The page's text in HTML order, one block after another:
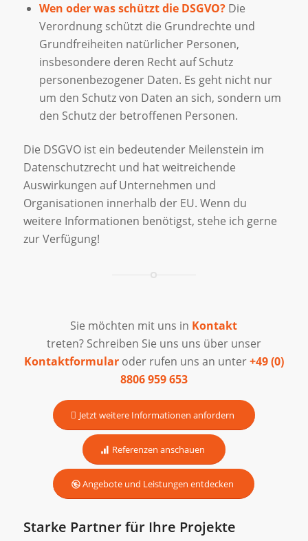
Wen oder was schützt die DSGVO?Die
Verordnung schützt die Grundrechte und
Grundfreiheiten natürlicher Personen,
insbesondere deren Recht auf Schutz
personenbezogener Daten. Es geht nicht nur
um den Schutz von Daten an sich, sondern um
den Schutz der betroffenen Personen.
Die DSGVO ist ein bedeutender Meilenstein im
Datenschutzrecht und hat weitreichende
Auswirkungen auf Unternehmen und
Organisationen innerhalb der EU. Wenn du
weitere Informationen benötigst, stehe ich gerne
zur Verfügung!
Sie möchten mit uns in Kontakt
treten? Schreiben Sie uns uns über unser
Kontaktformular oder rufen uns an unter+49 (0)
8806 959 653
Jetzt weitere Informationen anfordern
Referenzen anschauen
Angebote und Leistungen entdecken
Starke Partner für Ihre Projekte